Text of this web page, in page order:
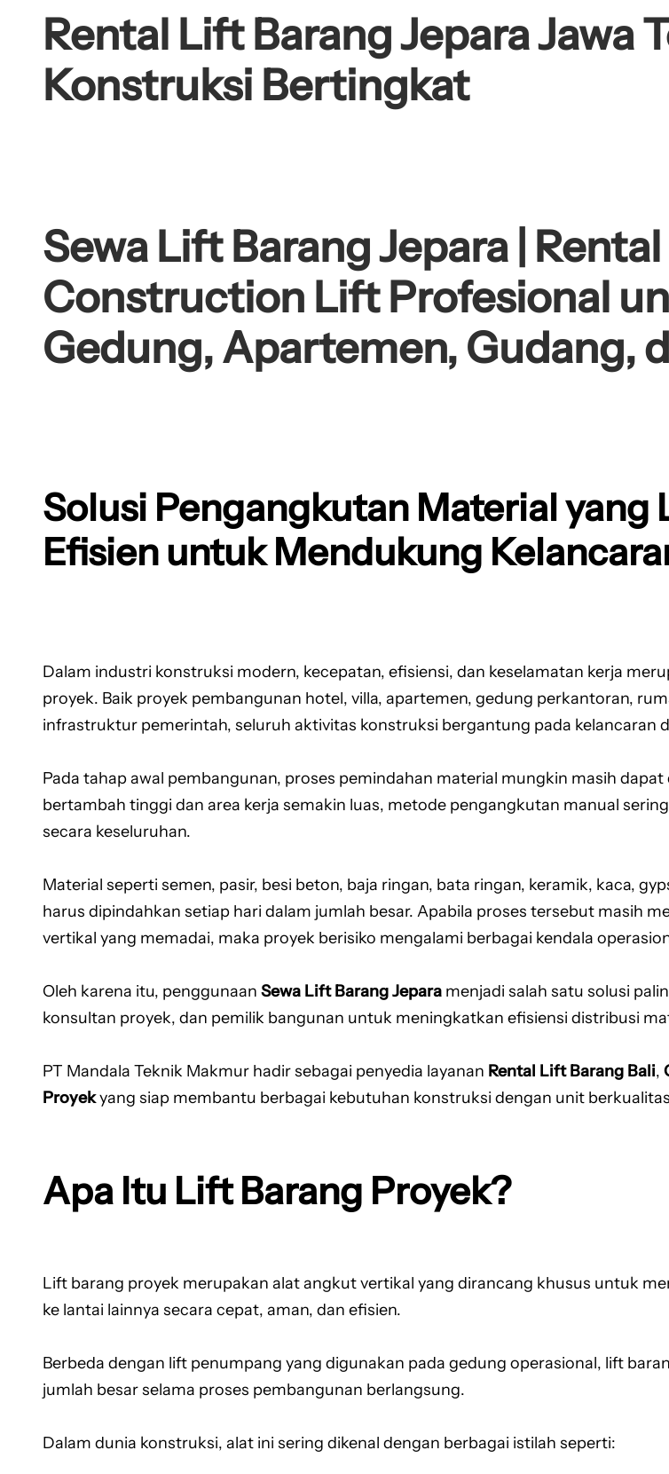
Rental Lift Barang Jepara Jawa
Konstruksi Bertingkat
Sewa Lift Barang Jepara |
Construction Lift Profesional
Gedung, Apartemen, Gudang,
Solusi Pengangkutan Material yang
Efisien untuk Mendukung
Dalam industri konstruksi modern, kecepatan, efisiensi, dan keselamatan kerja
proyek. Baik proyek pembangunan hotel, villa, apartemen, gedung perkantoran,
infrastruktur pemerintah, seluruh aktivitas konstruksi bergantung pada kelancaran
Pada tahap awal pembangunan, proses pemindahan material mungkin masih
bertambah tinggi dan area kerja semakin luas, metode pengangkutan manual
secara keseluruhan.
Material seperti semen, pasir, besi beton, baja ringan, bata ringan, keramik, kaca,
harus dipindahkan setiap hari dalam jumlah besar. Apabila proses tersebut masih
vertikal yang memadai, maka proyek berisiko mengalami berbagai kendala
Oleh karena itu, penggunaan Sewa Lift Barang Jepara menjadi salah satu solusi
konsultan proyek, dan pemilik bangunan untuk meningkatkan efisiensi distribusi
PT Mandala Teknik Makmur hadir sebagai penyedia layanan Rental Lift Barang Bali,
Proyekyang siap membantu berbagai kebutuhan konstruksi dengan unit
Apa Itu Lift Barang Proyek?
Lift barang proyek merupakan alat angkut vertikal yang dirancang khusus untuk
ke lantai lainnya secara cepat, aman, dan efisien.
Berbeda dengan lift penumpang yang digunakan pada gedung operasional, lift
jumlah besar selama proses pembangunan berlangsung.
Dalam dunia konstruksi, alat ini sering dikenal dengan berbagai istilah seperti: